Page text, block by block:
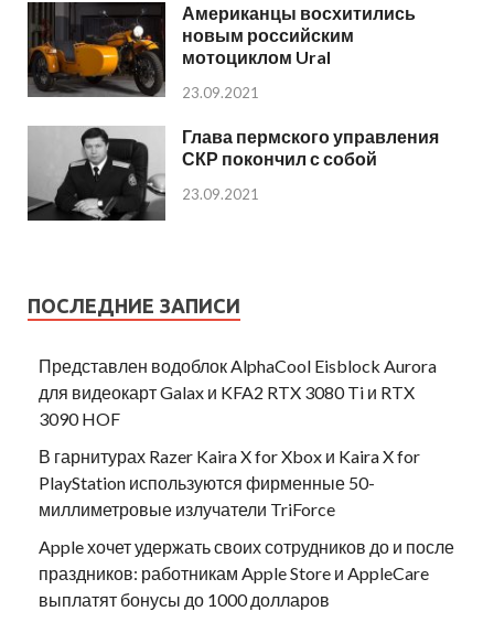
Американцы восхитились
новым российским
мотоциклом Ural
23.09.2021
Глава пермского управления
СКР покончил с собой
23.09.2021
ПОСЛЕДНИЕ ЗАПИСИ
Представлен водоблок AlphaCool Eisblock Aurora
для видеокарт Galax и KFA2 RTX 3080 Ti и RTX
3090 HOF
В гарнитурах Razer Kaira X for Xbox и Kaira X for
PlayStation используются фирменные 50-
миллиметровые излучатели TriForce
Apple хочет удержать своих сотрудников до и после
праздников: работникам Apple Store и AppleCare
выплатят бонусы до 1000 долларов